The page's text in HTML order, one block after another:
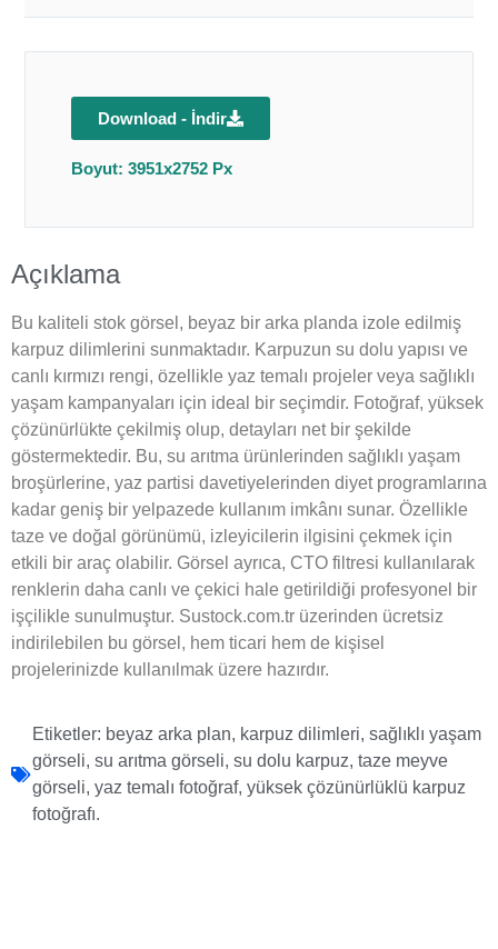
Download - İndir
Boyut: 3951x2752 Px
Açıklama
Bu kaliteli stok görsel, beyaz bir arka planda izole edilmiş
karpuz dilimlerini sunmaktadır. Karpuzun su dolu yapısı ve
canlı kırmızı rengi, özellikle yaz temalı projeler veya sağlıklı
yaşam kampanyaları için ideal bir seçimdir. Fotoğraf, yüksek
çözünürlükte çekilmiş olup, detayları net bir şekilde
göstermektedir. Bu, su arıtma ürünlerinden sağlıklı yaşam
broşürlerine, yaz partisi davetiyelerinden diyet programlarına
kadar geniş bir yelpazede kullanım imkânı sunar. Özellikle
taze ve doğal görünümü, izleyicilerin ilgisini çekmek için
etkili bir araç olabilir. Görsel ayrıca, CTO filtresi kullanılarak
renklerin daha canlı ve çekici hale getirildiği profesyonel bir
işçilikle sunulmuştur. Sustock.com.tr üzerinden ücretsiz
indirilebilen bu görsel, hem ticari hem de kişisel
projelerinizde kullanılmak üzere hazırdır.
Etiketler: beyaz arka plan, karpuz dilimleri, sağlıklı yaşam
görseli, su arıtma görseli, su dolu karpuz, taze meyve
görseli, yaz temalı fotoğraf, yüksek çözünürlüklü karpuz
fotoğrafı.